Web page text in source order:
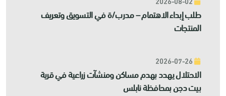
طلب إبداء الاهتمام – مدرب/ة في التسويق وتعريف
المنتجات
الاحتلال يهدد بهدم مساكن ومنشآت زراعية في قرية
بيت دجن بمحافظة نابلس